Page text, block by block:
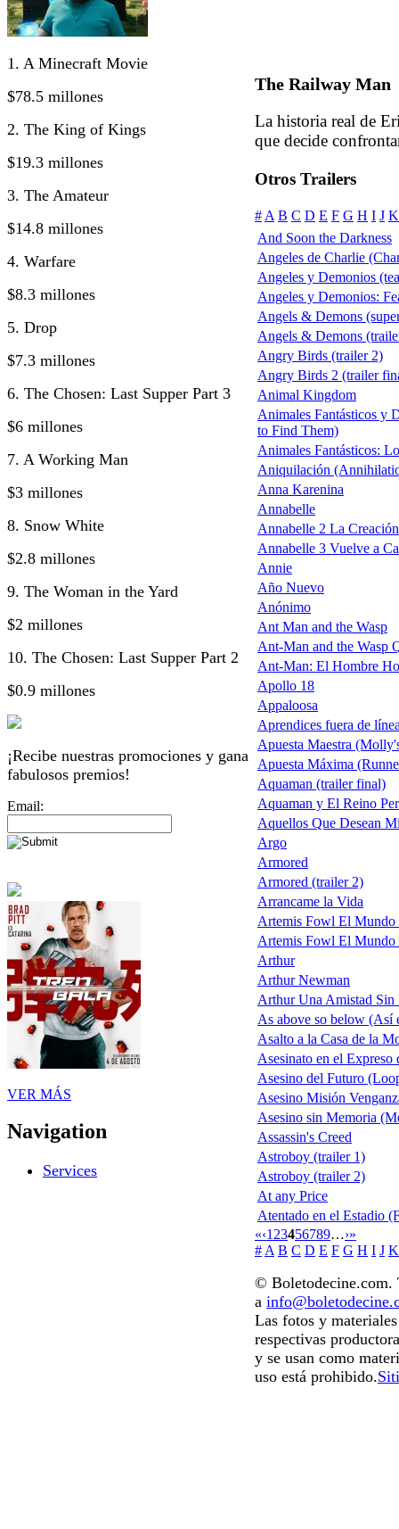
1. A Minecraft Movie
$78.5 millones
2. The King of Kings
$19.3 millones
3. The Amateur
$14.8 millones
4. Warfare
$8.3 millones
5. Drop
$7.3 millones
6. The Chosen: Last Supper Part 3
$6 millones
7. A Working Man
$3 millones
8. Snow White
$2.8 millones
9. The Woman in the Yard
$2 millones
10. The Chosen: Last Supper Part 2
$0.9 millones
¡Recibe nuestras promociones y gana
fabulosos premios!
Email:
VER MÁS
Navigation
Services
The Railway Man
La historia real de
que decide
Otros Trailers
# A B C D E F G H I J K
And Soon the Darkness
Angeles de Charlie
Angeles y Demonios
Angeles y Demonios:
Angels & Demons
Angels & Demons
Angry Birds (trailer 2)
Angry Birds 2 (trailer
Animal Kingdom
Animales Fantásticos y
to Find Them)
Animales Fantásticos:
Aniquilación
Anna Karenina
Annabelle
Annabelle 2 La
Annabelle 3 Vuelve a
Annie
Año Nuevo
Anónimo
Ant Man and the Wasp
Ant-Man and the Wasp
Ant-Man: El Hombre
Apollo 18
Appaloosa
Aprendices fuera de
Apuesta Maestra
Apuesta Máxima
Aquaman (trailer final)
Aquaman y El Reino
Aquellos Que Desean
Argo
Armored
Armored (trailer 2)
Arrancame la Vida
Artemis Fowl El Mundo
Artemis Fowl El Mundo
Arthur
Arthur Newman
Arthur Una Amistad Sin
As above so below (Así
Asalto a la Casa de la
Asesinato en el
Asesino del Futuro
Asesino Misión
Asesino sin Memoria
Assassin's Creed
Astroboy (trailer 1)
Astroboy (trailer 2)
At any Price
Atentado en el Estadio
«‹1 23456789…›»
# A B C D E F G H I J K
© Boletodecine.com.
a
Las fotos y
respectivas
y se usan como
uso está prohibido.